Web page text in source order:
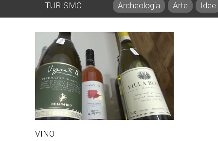
TURISMO
Archeologia Arte Idee
VINO